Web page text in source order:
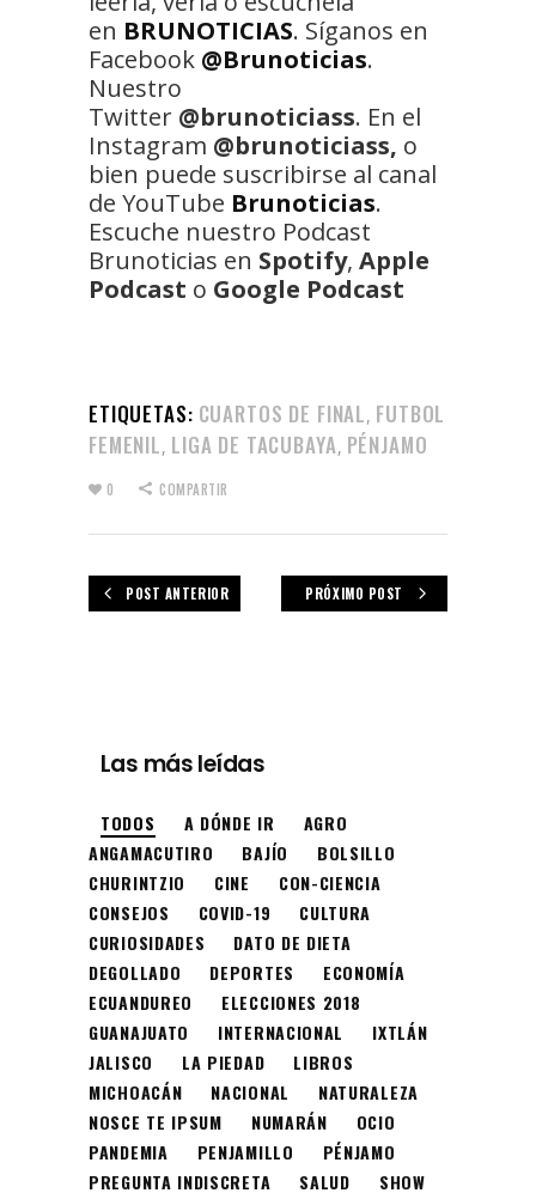
en BRUNOTICIAS. Síganos en
Facebook @Brunoticias.
Nuestro
Twitter @brunoticiass. En el
Instagram @brunoticiass, o
bien puede suscribirse al canal
de YouTube Brunoticias.
Escuche nuestro Podcast
Brunoticias en Spotify, Apple
Podcast o Google Podcast
ETIQUETAS: CUARTOS DE FINAL, FUTBOL
FEMENIL, LIGA DE TACUBAYA, PÉNJAMO
0 COMPARTIR
POST ANTERIOR PRÓXIMO POST
Las más leídas
TODOS A DÓNDE IR
AGRO
ANGAMACUTIRO
BAJÍO
BOLSILLO
CHURINTZIO
CINE
CON-CIENCIA
CONSEJOS
COVID-19
CULTURA
CURIOSIDADES
DATO DE DIETA
DEGOLLADO
DEPORTES
ECONOMÍA
ECUANDUREO
ELECCIONES 2018
GUANAJUATO
INTERNACIONAL
IXTLÁN
JALISCO
LA PIEDAD
LIBROS
MICHOACÁN
NACIONAL
NATURALEZA
NOSCE TE IPSUM
NUMARÁN
OCIO
PANDEMIA
PENJAMILLO
PÉNJAMO
PREGUNTA INDISCRETA
SALUD SHOW